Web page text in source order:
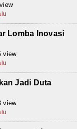
Lomba Inovasi
view
Jadi Duta
view